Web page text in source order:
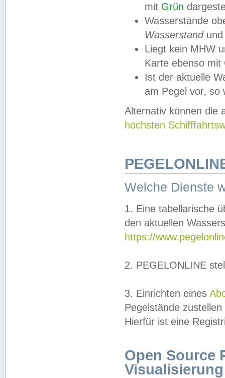
mit Grün
Wasserstände
Wasserstandund
Liegt kein MHW
Karte ebenso mit
Ist der aktuelle
am Pegel vor,
Alternativ können die
höchsten
Welche Dienste
1. Eine tabellarische
den aktuellen
https://
2. PEGELONLINE
3. Einrichten eines
Pegelstände
Hierfür ist eine
Open Source
Visualisierung